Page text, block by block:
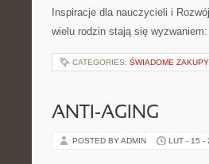
Inspiracje dla nauczycieli i
wielu rodzin stają się
CATEGORIES: ŚWIADOME ZAKUPY
ANTI-AGING
POSTED BY ADMIN LUT - 15 -